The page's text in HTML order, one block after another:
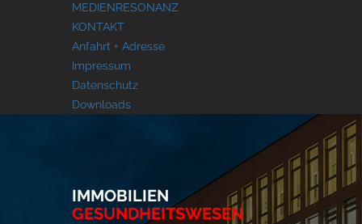
MEDIENRESONANZ
KONTAKT
Anfahrt + Adresse
Impressum
Datenschutz
Downloads
IMMOBILIEN
GESUNDHEITSWESEN